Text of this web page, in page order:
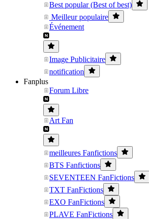
Best popular (Best of best)
Meilleur populaire
Événement
Image Publicitaire
notification
Fanplus
Forum Libre
Art Fan
meilleures Fanfictions
BTS Fanfictions
SEVENTEEN FanFictions
TXT FanFictions
EXO FanFictions
PLAVE FanFictions